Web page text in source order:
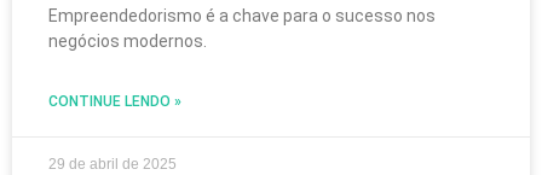
Empreendedorismo é a chave para o sucesso nos
negócios modernos.
CONTINUE LENDO »
29 de abril de 2025